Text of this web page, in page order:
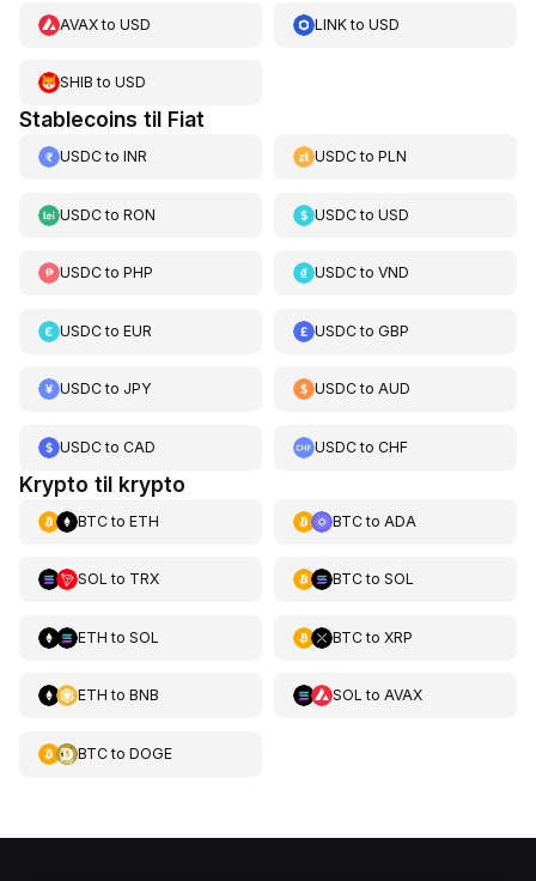
AVAXto USD LINKtoUSD
SHIB to USD
Stablecoins til Fiat
USDCto INR USDCtoPLN
USDCto RON USDCtoUSD
USDCto PHP USDCtoVND
USDCto EUR USDCtoGBP
USDCto JPY USDCtoAUD
USDCto CAD USDCtoCHF
Krypto til krypto
BTCto ETH BTCto ADA
SOL to TRX BTCto SOL
ETH to SOL BTCto XRP
ETH to BNB SOL to AVAX
BTCto DOGE